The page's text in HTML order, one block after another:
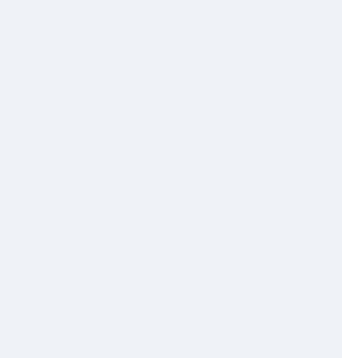
ガイド｜スマホ対応・防寒・撥水・作業用（ニトリル/ビニール）
｜集音器との違い・タイプ別比較・価格の考え方・失敗しないチェ
ガイド：高級クリッパー・ニッパー・電動まで、硬い爪／巻き爪／
イド：ズワイ・タラバ・ポーション・カット済みの選び方と、年末